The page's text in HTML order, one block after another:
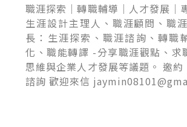
職涯探索｜轉職輔導｜人才發展｜
生涯設計主理人、職涯顧問、職
長：生涯探索、職涯諮詢、轉職
化、職能轉譯 -分享職涯觀點、求
思維與企業人才發展等議題。 邀約
諮詢 歡迎來信